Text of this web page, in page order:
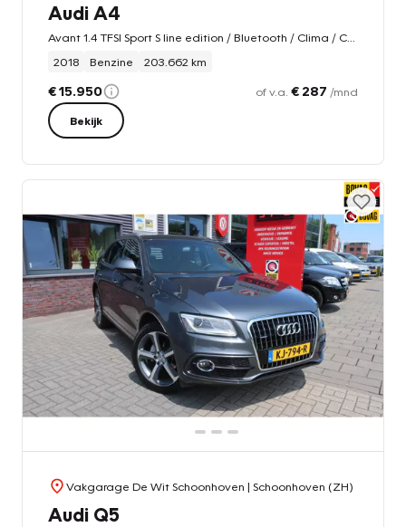
Audi A4
2018
Benzine 203.662 km
€ 15.950 of v.a. € 287 /mnd
Bekijk
Vakgarage De Wit Schoonhoven | Schoonhoven (ZH)
Audi Q5